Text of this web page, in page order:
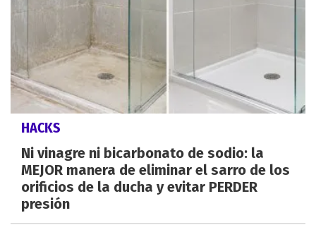
HACKS
Ni vinagre ni bicarbonato de sodio: la
MEJOR manera de eliminar el sarro de los
orificios de la ducha y evitar PERDER
presión